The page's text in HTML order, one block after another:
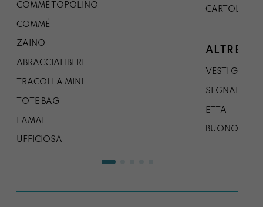
COMMÉ TOPOLINO
COMMÉ
ZAINO
ABRACCIALIBERE
TRACOLLA MINI
TOTE BAG
LAMAE
UFFICIOSA
CARTOLINA
ALTRE
VESTI
SEGNALIBRO
ETTA
BUONO